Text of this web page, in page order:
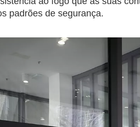
padrões de segurança.